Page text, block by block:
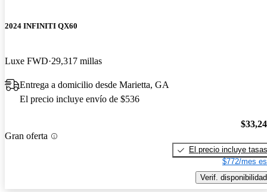
2024 INFINITI QX60
Luxe FWD 29,317 millas
Entrega a domicilio desde Marietta, GA
El precio incluye envío de $536
Gran oferta
El precio incluye tasas
$772/mes
Verif. disponibilidad